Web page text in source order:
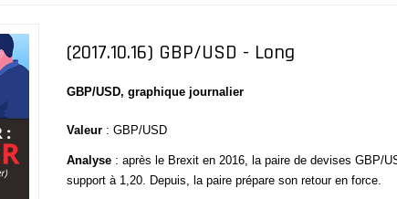
(2017.10.16) GBP/USD - Long
GBP/USD, graphique journalier
Valeur : GBP/USD
Analyse : après le Brexit en 2016, la paire de devises GBP/
support à 1,20. Depuis, la paire prépare son retour en force.